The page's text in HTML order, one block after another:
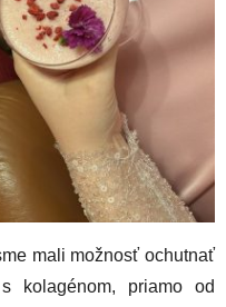
mali možnosť ochutnať
kolagénom, priamo od